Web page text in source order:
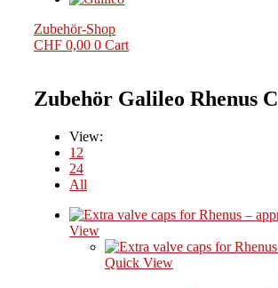
Zubehör-Shop
CHF 0,00 0 Cart
Zubehör Galileo Rhenus C
View:
12
24
All
View
Quick View